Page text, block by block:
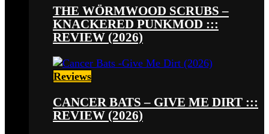
THE WÖRMWOOD SCRUBS –
KNACKERED PUNKMOD :::
REVIEW (2026)
Reviews
CANCER BATS – GIVE ME DIRT :::
REVIEW (2026)